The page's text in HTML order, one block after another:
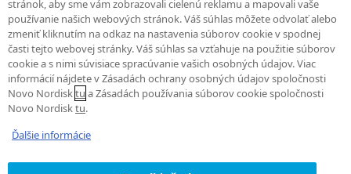
stránok, aby sme vám zobrazovali cielenú reklamu a mapovali vaše
používanie našich webových stránok. Váš súhlas môžete odvolať alebo
zmeniť kliknutím na odkaz na nastavenia súborov cookie v spodnej
časti tejto webovej stránky. Váš súhlas sa vzťahuje na použitie súborov
cookie a s nimi súvisiace spracúvanie vašich osobných údajov. Viac
informácií nájdete v Zásadách ochrany osobných údajov spoločnosti
Novo Nordisktu a Zásadách používania súborov cookie spoločnosti
Novo Nordisktu.
Ďalšie informácie